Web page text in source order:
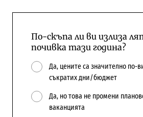
По-скъпа ли ви излиза
почивка тази година?
Да, цените са значително по-
съкратих дни/бюджет
Да, но това не промени
ваканцията